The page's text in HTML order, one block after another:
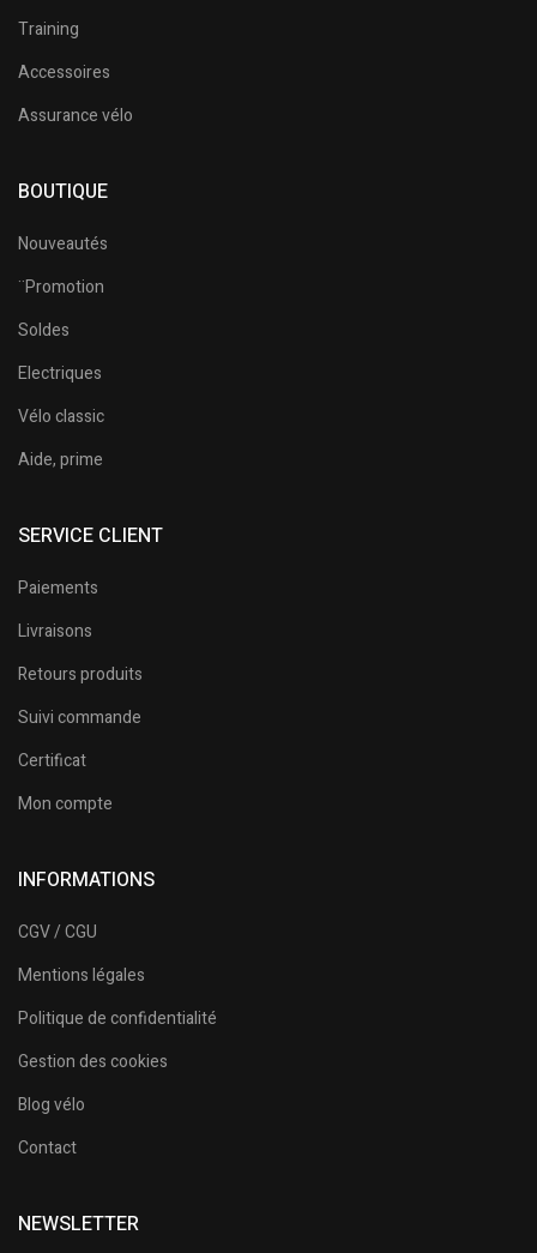
Training
Accessoires
Assurance vélo
BOUTIQUE
Nouveautés
¨Promotion
Soldes
Electriques
Vélo classic
Aide, prime
SERVICE CLIENT
Paiements
Livraisons
Retours produits
Suivi commande
Certificat
Mon compte
INFORMATIONS
CGV / CGU
Mentions légales
Politique de confidentialité
Gestion des cookies
Blog vélo
Contact
NEWSLETTER